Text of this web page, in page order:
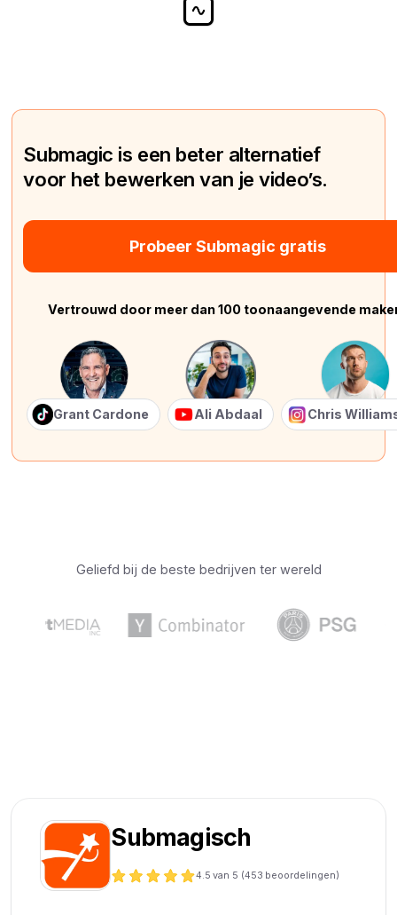
Submagic is een beter alternatief
voor het bewerken van je video’s.
Probeer Submagic gratis
Vertrouwd door meer dan 100 toonaangevende
Grant Cardone Ali Abdaal Chris
Geliefd bij de beste bedrijven ter wereld
Submagisch
4.5 van 5 (453 beoordelingen)